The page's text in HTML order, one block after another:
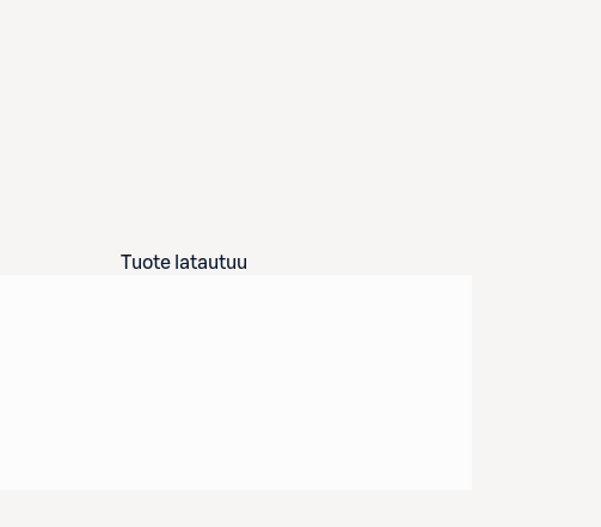
Tuote latautuu